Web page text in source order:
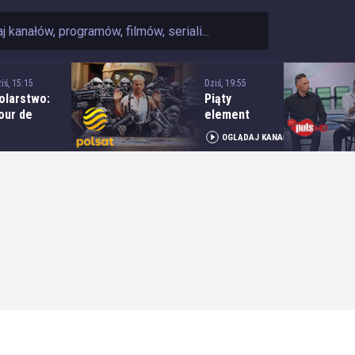
15:15
de
Dziś, 19:55
Piąty
element
OGLĄDAJ KANAŁ